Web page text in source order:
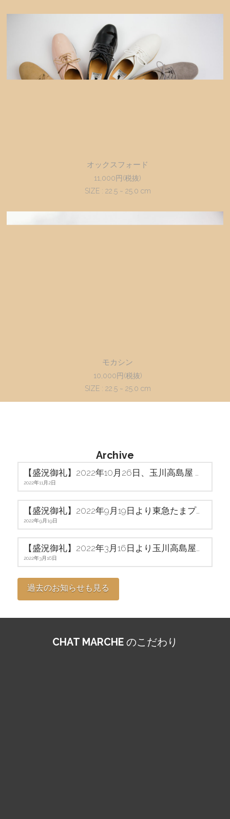
オックスフォード
11,000円(税抜)
SIZE : 22.5 ~ 25.0 cm
モカシン
10,000円(税抜)
SIZE : 22.5 ~ 25.0 cm
Archive
【盛況御礼】2022年10月26日、玉川高島屋 期間限定POPUPショップ、アンコールOPENしました
2022年11月2日
【盛況御礼】2022年9月19日より東急たまプラーザにて期間限定POPUPショップOPENしました
2022年9月19日
【盛況御礼】2022年3月16日より玉川高島屋にて期間限定POPUPショップをOPENしました
2022年3月16日
過去のお知らせも見る
CHAT MARCHE のこだわり